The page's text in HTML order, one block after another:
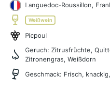
Languedoc-Roussillon,
Weißwein
Picpoul
Geruch: Zitrusfrüchte,
Zitronengras, Weißdorn
Geschmack: Frisch,